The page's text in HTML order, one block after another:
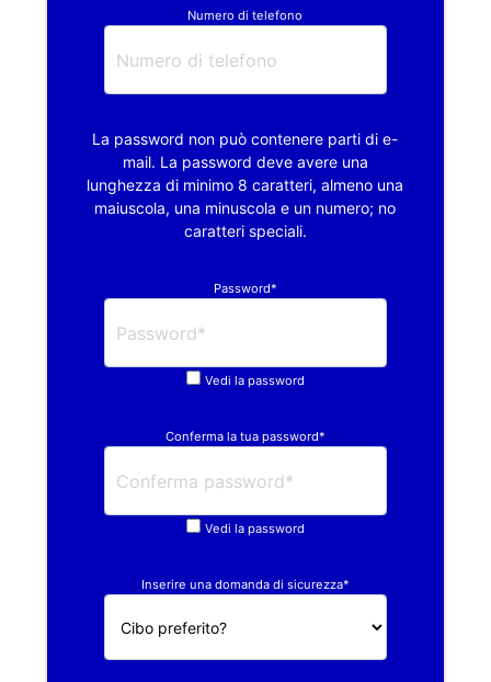
Numero di telefono
La password non può contenere parti di e-
mail. La password deve avere una
lunghezza di minimo 8 caratteri, almeno una
maiuscola, una minuscola e un numero; no
caratteri speciali.
Password*
Vedi la password
Conferma la tua password*
Vedi la password
Inserire una domanda di sicurezza*